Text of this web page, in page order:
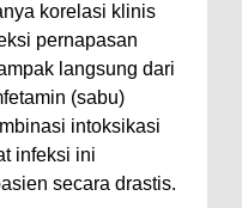
korelasi klinis
pernapasan
langsung dari
(sabu)
intoksikasi
infeksi ini
secara drastis.